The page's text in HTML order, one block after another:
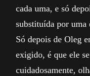
cada uma, e só
substituída por uma
Só depois de Oleg
exigido, é que ele
cuidadosamente,